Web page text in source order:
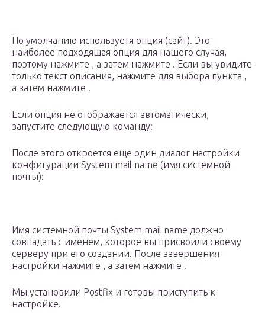
По умолчанию используетя опция (сайт). Это
наиболее подходящая опция для нашего случая,
поэтому нажмите , а затем нажмите . Если вы увидите
только текст описания, нажмите для выбора пункта ,
а затем нажмите .
Если опция не отображается автоматически,
запустите следующую команду:
После этого откроется еще один диалог настройки
конфигурации System mail name (имя системной
почты):
Имя системной почты System mail name должно
совпадать с именем, которое вы присвоили своему
серверу при его создании. После завершения
настройки нажмите , а затем нажмите .
Мы установили Postfix и готовы приступить к
настройке.